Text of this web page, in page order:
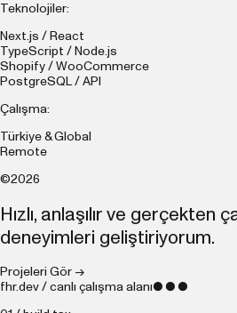
Teknolojiler:
Next.js / React
TypeScript / Node.js
Shopify / WooCommerce
PostgreSQL / API
Çalışma:
Türkiye & Global
Remote
©2026
Hızlı, anlaşılır ve gerçekten
deneyimleri geliştiriyorum.
Projeleri Gör →
fhr.dev / canlı çalışma alanı● ● ●